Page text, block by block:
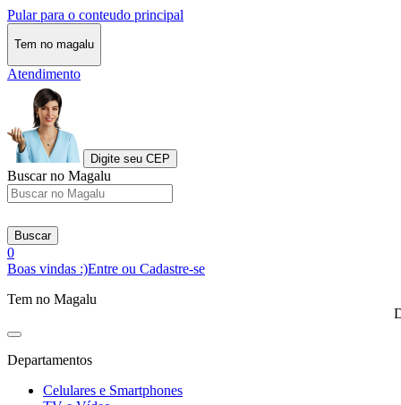
Pular para o conteudo principal
Tem no magalu
Atendimento
Digite seu CEP
Buscar no Magalu
Buscar
0
Boas vindas :)Entre ou Cadastre-se
Tem no Magalu
Departamentos
Celulares e Smartphones